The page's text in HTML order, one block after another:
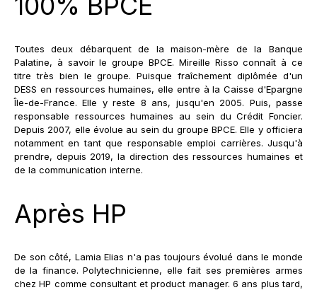
Toutes deux débarquent de la maison-mère de la Banque
Palatine, à savoir le groupe BPCE. Mireille Risso connaît à ce
titre très bien le groupe. Puisque fraîchement diplômée d'un
DESS en ressources humaines, elle entre à la Caisse d'Epargne
Île-de-France. Elle y reste 8 ans, jusqu'en 2005. Puis, passe
responsable ressources humaines au sein du Crédit Foncier.
Depuis 2007, elle évolue au sein du groupe BPCE. Elle y officiera
notamment en tant que responsable emploi carrières. Jusqu'à
prendre, depuis 2019, la direction des ressources humaines et
de la communication interne.
Après HP
De son côté, Lamia Elias n'a pas toujours évolué dans le monde
de la finance. Polytechnicienne, elle fait ses premières armes
chez HP comme consultant et product manager. 6 ans plus tard,